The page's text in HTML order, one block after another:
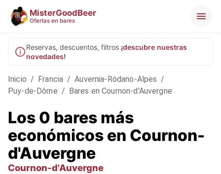
MisterGoodBeer
Ofertas en bares
Reservas, descuentos, filtros ¡descubre nuestras
novedades!
Inicio / Francia / Auvernia-Ródano-Alpes /
Puy-de-Dôme / Bares en Cournon-d'Auvergne
Los 0 bares más
económicos en Cournon-
d'Auvergne
Cournon-d'Auvergne